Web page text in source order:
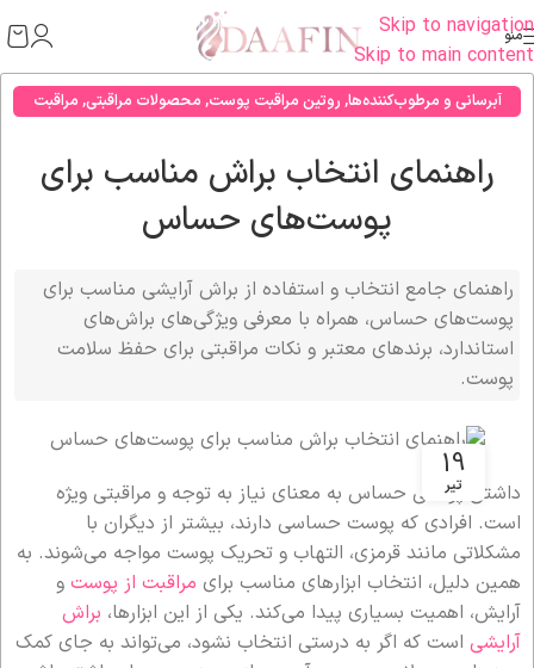
Skip to navigation
Skip to main content
منو
آبرسانی و مرطوب‌کننده‌ها, روتین مراقبت پوست, محصولات مراقبتی, مراقبت
راهنمای انتخاب براش مناسب برای
پوست‌های حساس
راهنمای جامع انتخاب و استفاده از براش آرایشی مناسب برای
پوست‌های حساس، همراه با معرفی ویژگی‌های براش‌های
استاندارد، برندهای معتبر و نکات مراقبتی برای حفظ سلامت
پوست.
19
تیر
داشتن پوستی حساس به معنای نیاز به توجه و مراقبتی ویژه
است. افرادی که پوست حساسی دارند، بیشتر از دیگران با
مشکلاتی مانند قرمزی، التهاب و تحریک پوست مواجه می‌شوند. به
همین دلیل، انتخاب ابزارهای مناسب برای مراقبت از پوست و
آرایش، اهمیت بسیاری پیدا می‌کند. یکی از این ابزارها، براش
آرایشی است که اگر به درستی انتخاب نشود، می‌تواند به جای کمک